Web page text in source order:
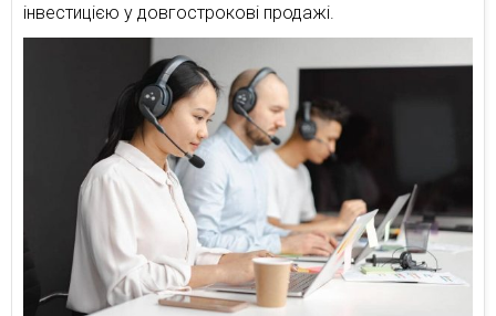
інвестицією у довгострокові продажі.